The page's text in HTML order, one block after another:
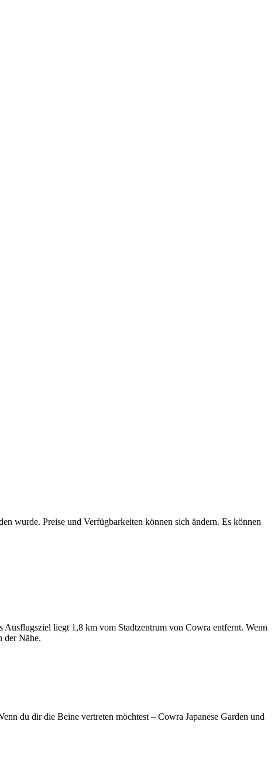
wurde. Preise und Verfügbarkeiten können sich ändern. Es können
liegt 1,8 km vom Stadtzentrum von Cowra entfernt. Wenn
der Nähe.
du dir die Beine vertreten möchtest – Cowra Japanese Garden und